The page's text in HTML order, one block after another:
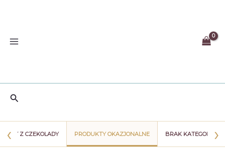
Szukaj
‹ Z CZEKOLADY PRODUKTY OKAZJONALNE BRAK KATEGORII ›